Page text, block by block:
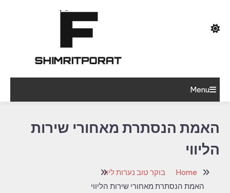
Content
shimritporat Menu
האמת הנסתרת מאחורי שירות
הליווי
Home
בוקר טוב נערות ליווי
האמת הנסתרת מאחורי שירות הליווי